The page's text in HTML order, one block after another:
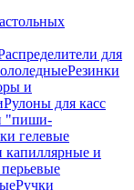
для
Резинки
и
Рулоны для касс
"пиши-
гелевые
капиллярные и
Ручки